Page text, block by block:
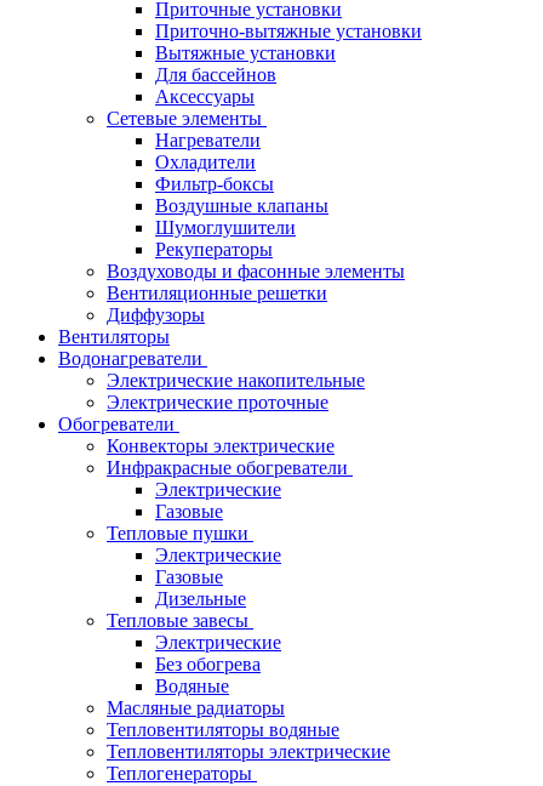
Приточные установки
Приточно-вытяжные установки
Вытяжные установки
Для бассейнов
Аксессуары
Сетевые элементы
Нагреватели
Охладители
Фильтр-боксы
Воздушные клапаны
Шумоглушители
Рекуператоры
Воздуховоды и фасонные элементы
Вентиляционные решетки
Диффузоры
Вентиляторы
Водонагреватели
Электрические накопительные
Электрические проточные
Обогреватели
Конвекторы электрические
Инфракрасные обогреватели
Электрические
Газовые
Тепловые пушки
Электрические
Газовые
Дизельные
Тепловые завесы
Электрические
Без обогрева
Водяные
Масляные радиаторы
Тепловентиляторы водяные
Тепловентиляторы электрические
Теплогенераторы